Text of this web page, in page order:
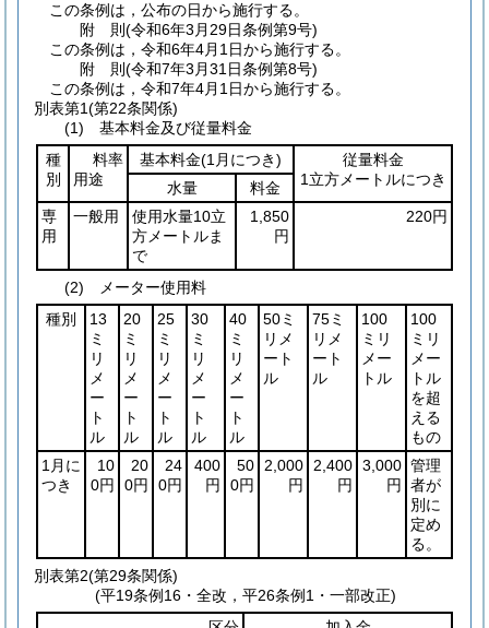
この条例は，公布の日から施行する。
附 則(令和6年3月29日条例第9号)
この条例は，令和6年4月1日から施行する。
附 則(令和7年3月31日条例第8号)
この条例は，令和7年4月1日から施行する。
別表第1(第22条関係)
(1) 基本料金及び従量料金
種
別
料率
用途
基本料金(1月につき)
従量料金
1立方メートルにつき
水量
料金
専
用
一般用
使用水量10立
方メートルま
で
1,850
円
220円
(2) メーター使用料
種別
13
ミ
リ
メ
ー
ト
ル
20
ミ
リ
メ
ー
ト
ル
25
ミ
リ
メ
ー
ト
ル
30
ミ
リ
メ
ー
ト
ル
40
ミ
リ
メ
ー
ト
ル
50ミ
リメ
ート
ル
75ミ
リメ
ート
ル
100
ミリ
メー
トル
100
ミリ
メー
トル
を超
える
もの
1月に
つき
10
0円
20
0円
24
0円
400
円
50
0円
2,000
円
2,400
円
3,000
円
管理
者が
別に
定め
る。
別表第2(第29条関係)
(平19条例16・全改，平26条例1・一部改正)